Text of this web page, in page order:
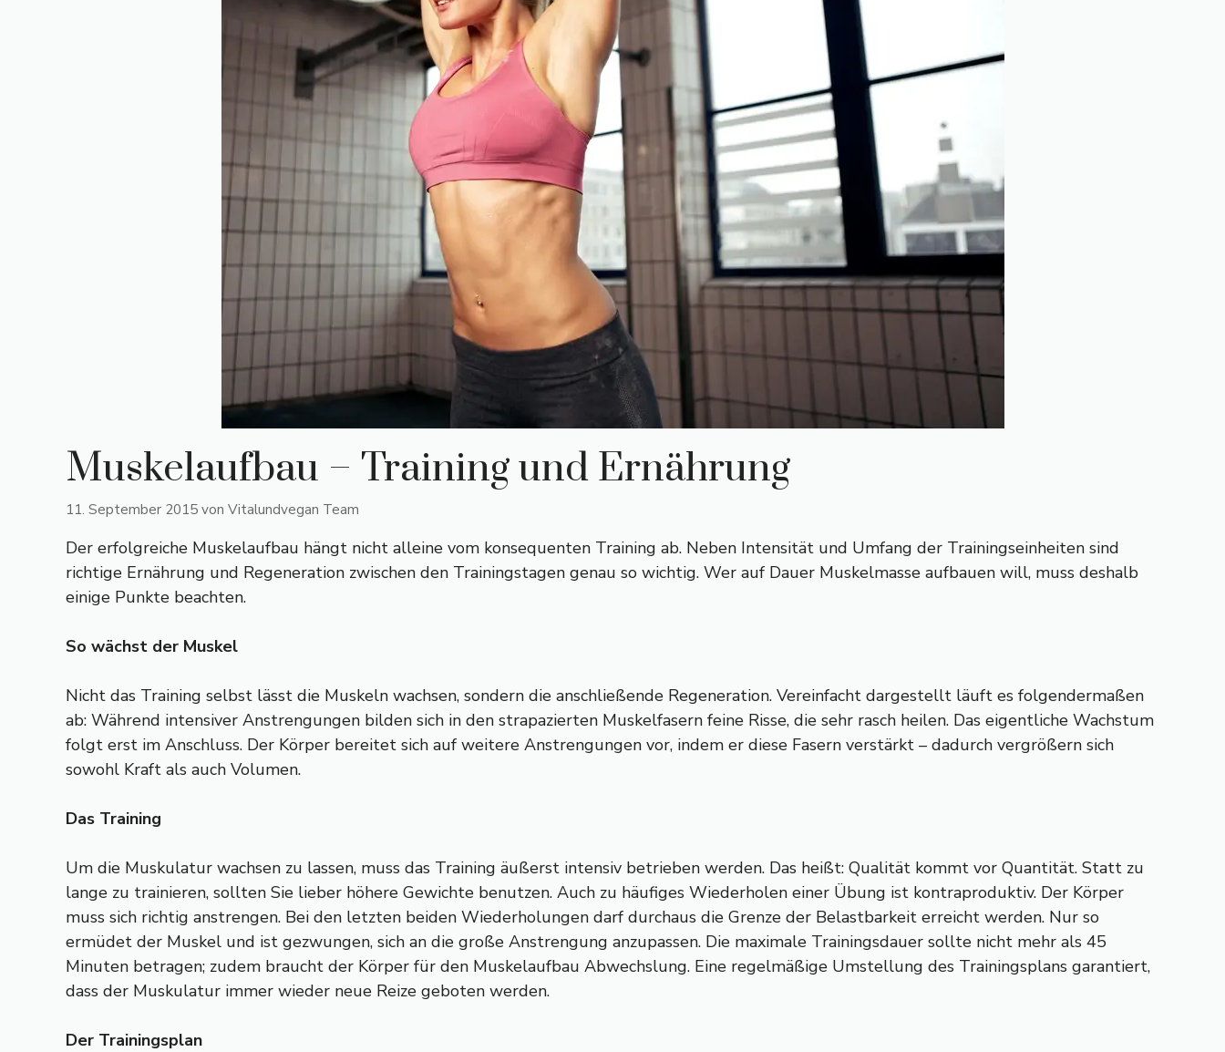
Muskelaufbau – Training und Ernährung
11. September 2015 von Vitalundvegan Team
Der erfolgreiche Muskelaufbau hängt nicht alleine vom konsequenten Training ab. Neben Intensität und Umfang der Trainingseinheiten sind
richtige Ernährung und Regeneration zwischen den Trainingstagen genau so wichtig. Wer auf Dauer Muskelmasse aufbauen will, muss deshalb
einige Punkte beachten.
So wächst der Muskel
Nicht das Training selbst lässt die Muskeln wachsen, sondern die anschließende Regeneration. Vereinfacht dargestellt läuft es folgendermaßen
ab: Während intensiver Anstrengungen bilden sich in den strapazierten Muskelfasern feine Risse, die sehr rasch heilen. Das eigentliche Wachstum
folgt erst im Anschluss. Der Körper bereitet sich auf weitere Anstrengungen vor, indem er diese Fasern verstärkt – dadurch vergrößern sich
sowohl Kraft als auch Volumen.
Das Training
Um die Muskulatur wachsen zu lassen, muss das Training äußerst intensiv betrieben werden. Das heißt: Qualität kommt vor Quantität. Statt zu
lange zu trainieren, sollten Sie lieber höhere Gewichte benutzen. Auch zu häufiges Wiederholen einer Übung ist kontraproduktiv. Der Körper
muss sich richtig anstrengen. Bei den letzten beiden Wiederholungen darf durchaus die Grenze der Belastbarkeit erreicht werden. Nur so
ermüdet der Muskel und ist gezwungen, sich an die große Anstrengung anzupassen. Die maximale Trainingsdauer sollte nicht mehr als 45
Minuten betragen; zudem braucht der Körper für den Muskelaufbau Abwechslung. Eine regelmäßige Umstellung des Trainingsplans garantiert,
dass der Muskulatur immer wieder neue Reize geboten werden.
Der Trainingsplan